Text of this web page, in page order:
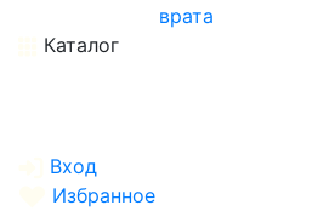
врата
Каталог
Вход
Избранное